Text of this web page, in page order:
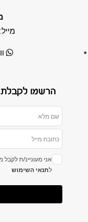
מייל:
הרשמו לקבלת
אני מעוניינ/ת לקבל
לתנאי השימוש